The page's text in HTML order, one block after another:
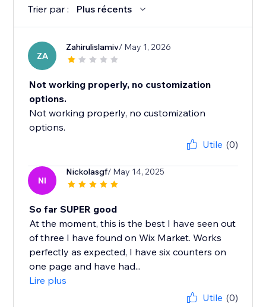
Trier par : Plus récents
ZA
Zahirulislamiv/ May 1, 2026
Not working properly, no customization
options.
Not working properly, no customization
options.
Utile (0)
NI
Nickolasgf/ May 14, 2025
So far SUPER good
At the moment, this is the best I have seen out
of three I have found on Wix Market. Works
perfectly as expected, I have six counters on
one page and have had...
Lire plus
Utile (0)